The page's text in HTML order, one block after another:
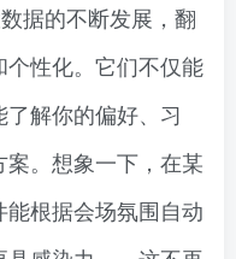
据的不断发展，翻
性化。它们不仅能
解你的偏好、习
。想象一下，在某
根据会场氛围自动